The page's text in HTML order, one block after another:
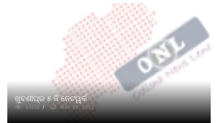
ଖୁବଶୀଘ୍ର ୫ ଜି ନେଟୱର୍କ
14636 MAY 05, 2021